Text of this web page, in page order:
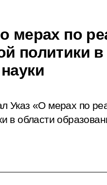
мерах по
политики
Указ «О мерах по
в области